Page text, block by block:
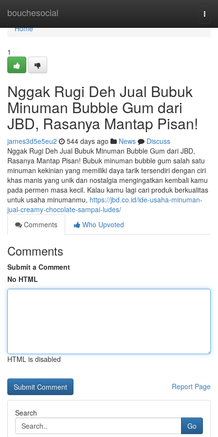
bouchesocial
Home
Home
1
Nggak Rugi Deh Jual Bubuk
Minuman Bubble Gum dari
JBD, Rasanya Mantap Pisan!
james3d5e5eu2 544 days ago News
Discuss
Nggak Rugi Deh Jual Bubuk Minuman Bubble Gum dari JBD,
Rasanya Mantap Pisan! Bubuk minuman bubble gum salah satu
minuman kekinian yang memiliki daya tarik tersendiri dengan ciri
khas manis yang unik dan nostalgia mengingatkan kembali kamu
pada permen masa kecil. Kalau kamu lagi cari produk berkualitas
untuk usaha minumanmu, https://jbd.co.id/ide-usaha-minuman-
jual-creamy-chocolate-sampai-ludes/
Comments
Who Upvoted
Comments
Submit a Comment
No HTML
HTML is disabled
Report Page
Search
Go